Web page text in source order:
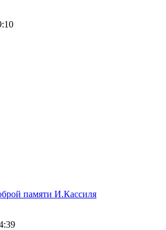
памяти И.Кассиля